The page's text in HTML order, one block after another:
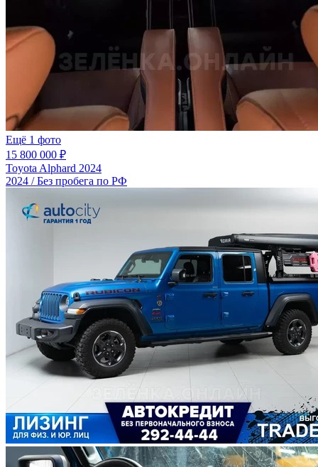
Ещё 1 фото
15 800 000 ₽
Toyota Alphard 2024
2024 / Без пробега по РФ